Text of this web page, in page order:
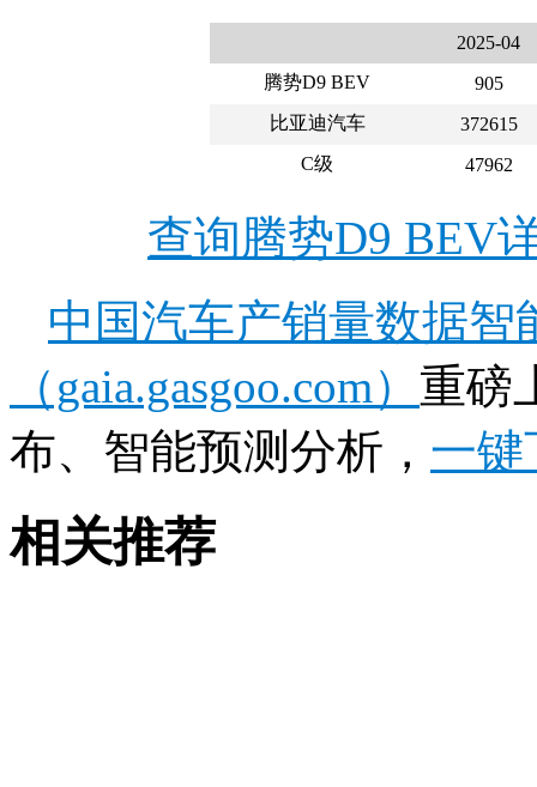
2025-04
腾势D9 BEV
905
比亚迪汽车
372615
C级
47962
查询腾势D9 BEV
中国汽车产销量数据
（gaia.gasgoo.com） 重磅
布、智能预测分析， 一键
相关推荐